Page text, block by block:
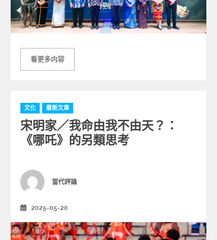
看更多内容
C
a
t
i
e
文化 最新文章
宋明家／我命由我不由天？：
《哪吒》的另類思考
Author
當代評論
2025-05-20